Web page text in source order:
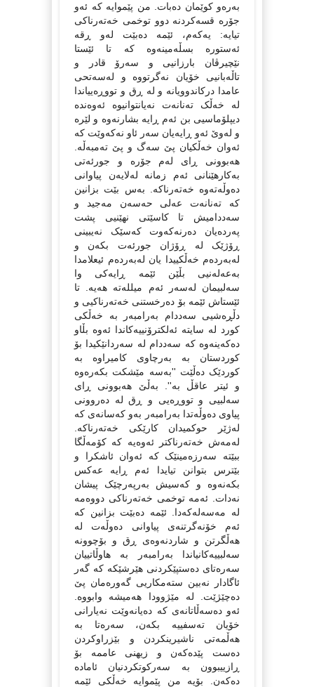
به‌ره‌و کوێمان ده‌بات. من پێموایه‌ که‌ ئه‌و
جۆره‌ قسه‌کردنه‌ دوو توخمی خه‌ته‌رناکی
تیایه‌: یه‌که‌م، ئێمه‌ ده‌بێت له‌و ڕقه‌
ئه‌ستوره‌ بسڵه‌مینه‌وه‌ که‌ تا ئێستا
نێچیرڤان بارزانیی و سه‌رۆ قادر و
تاڵه‌بانیی خۆیان نه‌گرتووه‌ و له‌سه‌تحی
عامدا درکاندوویانه‌ و له‌ ڕق و تووڕه‌ییاندا
له‌ خه‌ڵک ته‌نانه‌ت نه‌یانتوانیوه‌ ئه‌وه‌نده‌
دیپلۆماسیی بن ئه‌م ڕایه‌ بشارنه‌وه‌ و لێره‌
و له‌وێ ئه‌و ڕایه‌یان سه‌ر ئاو نه‌که‌وێت که‌
ئه‌وان خه‌ڵکیان پێ سه‌گ و پێ ته‌مبه‌ڵه‌.
هه‌بوونی ڕای له‌م جۆره‌ و جورئه‌تی
به‌کارهێنانی ئه‌م زمانه‌ له‌لایه‌ن پیاوانی
ده‌وڵه‌ته‌وه‌ خه‌ته‌رناکه‌. به‌س بێت بزانین
که‌ ته‌نانه‌ت عه‌لی حه‌سه‌ن مه‌جید و
سه‌ددامیش تا کاسێتی نهێنیی پشت
په‌رده‌یان ده‌رنه‌که‌وت که‌سێک نه‌یبینی
ڕۆژێک له‌ ڕۆژان جورئه‌ت بکه‌ن و
له‌به‌رده‌م خه‌ڵکییدا یان له‌به‌رده‌م ئیعلامدا
به‌عه‌له‌نیی بڵێن ئێمه‌ ڕایه‌کی وا
سه‌لبیمان له‌سه‌ر ئه‌م میلله‌ته‌ هه‌یه‌. تا
ئێستاش ئێمه‌ بۆ ده‌رخستنی خه‌ته‌رناکیی و
دڵڕه‌شیی سه‌ددام به‌رامبه‌ر به‌ خه‌ڵکی
کورد له‌ سایته‌ ئه‌لکترۆنییه‌کاندا ئه‌وه‌ بڵاو
ده‌که‌ینه‌وه‌ که‌ سه‌ددام له‌ سه‌ردانێکیدا بۆ
کوردستان به‌ به‌رچاوی کامیراوه‌ به‌
کوردێک ده‌ڵێت ''به‌سه‌ مێشکت بکه‌ره‌وه‌
و ئیتر عاقڵ به‌''. به‌ڵێ هه‌بوونی ڕای
سه‌لبیی و تووڕه‌یی و ڕق له‌ ده‌روونی
پیاوی ده‌وڵه‌تدا به‌رامبه‌ر به‌و که‌سانه‌ی که‌
له‌ژێر حوکمیدان کارێکی خه‌ته‌رناکه‌.
له‌مه‌ش خه‌ته‌رناکتر ئه‌وه‌یه‌ که‌ کۆمه‌ڵگا
ببێته‌ سه‌رزه‌مینێک که‌ ئه‌وان ئاشکرا و
بێترس بتوانن تیایدا ئه‌م ڕایه‌ عه‌کس
بکه‌نه‌وه‌ و که‌سیش به‌رپه‌رچێک پیشان
نه‌دات. ئه‌مه‌ توخمی خه‌ته‌رناکی دووه‌مه‌
له‌ مه‌سه‌له‌که‌دا. ئێمه‌ ده‌بێت بزانین که‌
ئه‌م خۆنه‌گرتنه‌ی پیاوانی ده‌وڵه‌ت له‌
هه‌ڵگرتن و شاردنه‌وه‌ی ڕق و بۆچوونه‌
سه‌لبییه‌کانیاندا به‌رامبه‌ر به‌ هاوڵاتییان
سه‌ره‌تای ده‌ستپێکردنی هێرشێکه‌ که‌ گه‌ر
ئاگادار نه‌بین سته‌مکاریی گه‌وره‌مان پێ
ده‌چێژێت. له‌ مێژوودا هه‌میشه‌ وابووه‌.
ئه‌و ده‌سه‌ڵاتانه‌ی که‌ ده‌یانه‌وێت نه‌یارانی
خۆیان ته‌سفییه‌ بکه‌ن، سه‌ره‌تا به‌
هه‌ڵمه‌تی ناشیرینکردن و بێزراوکردن
ده‌ست پێده‌که‌ن و زیهنی عاممه‌ بۆ
ڕازییبوون به‌ سه‌رکوتکردنیان ئاماده‌
ده‌که‌ن. بۆیه‌ من پێموایه‌ خه‌ڵکی ئێمه‌